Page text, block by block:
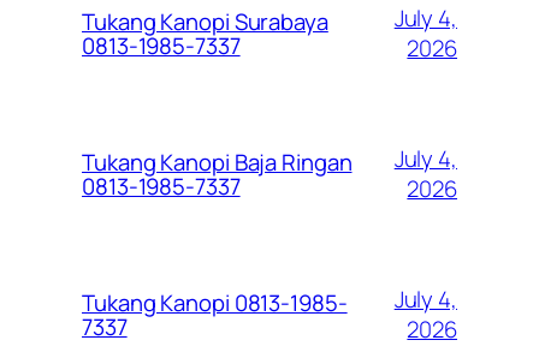
Tukang Kanopi Surabaya
0813-1985-7337
July 4,
2026
Tukang Kanopi Baja Ringan
0813-1985-7337
July 4,
2026
Tukang Kanopi 0813-1985-
7337
July 4,
2026